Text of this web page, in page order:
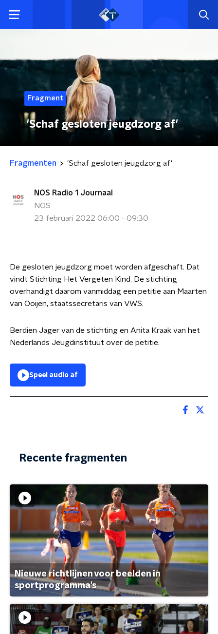
Fragment
'Schaf gesloten jeugdzorg af'
Fragmenten 'Schaf gesloten jeugdzorg af'
NOS Radio 1 Journaal
NOS
23 februari 2022 06:00 - 09:30
De gesloten jeugdzorg moet worden afgeschaft. Dat
vindt Stichting Het Vergeten Kind. De stichting
overhandigt daarom vanmiddag een petitie aan Maarten
van Ooijen, staatssecretaris van VWS.
Berdien Jager van de stichting en Anita Kraak van het
Nederlands Jeugdinstituut over de petitie.
Speel audio af
Recente fragmenten
Nieuwe richtlijnen voor beelden in
sportprogramma's